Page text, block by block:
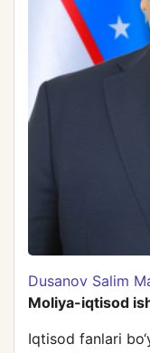
Dusanov Salim
Moliya-iqtisod
Iqtisod fanlari